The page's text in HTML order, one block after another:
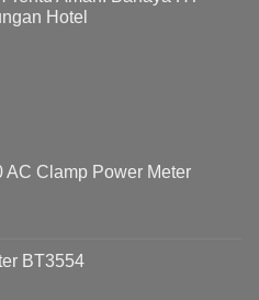
Hotel
AC Clamp Power Meter
BT3554